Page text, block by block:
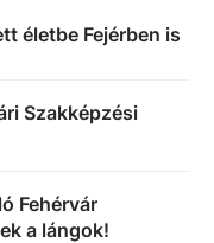
életbe Fejérben is
Szakképzési
Fehérvár
a lángok!